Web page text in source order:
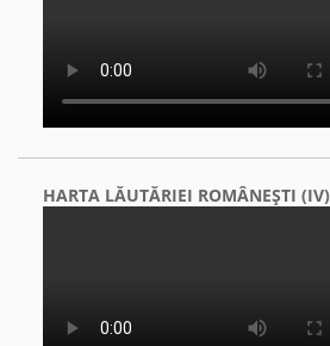
HARTA LĂUTĂRIEI ROMÂNEŞTI (IV)